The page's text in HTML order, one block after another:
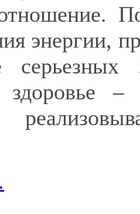
энергии,
серьезных
здоровье –